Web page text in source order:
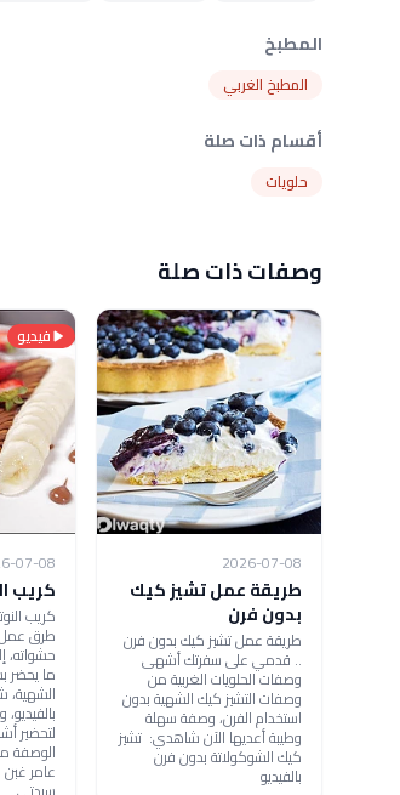
المطبخ
المطبخ الغربي
أقسام ذات صلة
حلويات
وصفات ذات صلة
2026-07-08
طريقة عمل تشيز كيك
بدون فرن
طريقة عمل تشيز كيك بدون فرن
.. قدمي على سفرتك أشهى
وصفات الحلويات الغربية من
وصفات التشيز كيك الشهية بدون
استخدام الفرن، وصفة سهلة
وطيبة أعديها الآن شاهدي: تشيز
كيك الشوكولاتة بدون فرن
بالفيديو
فيديو
07-08
كريب
كريب
طرق عمل
حشواته،
ما يحضر
الشهية،
لتحضير
الوصفة
عامر